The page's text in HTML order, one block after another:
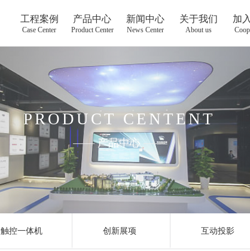
工程案例
Case Center
产品中心
Product Center
新闻中心
News Center
关于我们
About us
加
PRODUCT CENTENT
—— 产品中心 ——
触控一体机 创新展项 互动投影